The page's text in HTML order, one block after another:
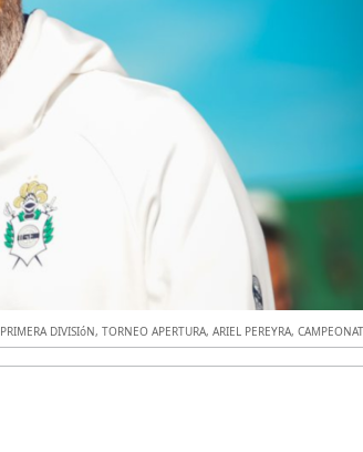
PRIMERA DIVISIóN,TORNEO APERTURA,ARIEL PEREYRA,